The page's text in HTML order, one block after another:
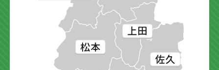
松本
佐久
上田